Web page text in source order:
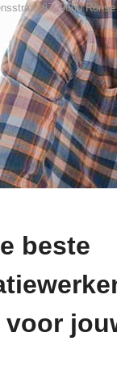
87, 9600 Ronse
beste
voor